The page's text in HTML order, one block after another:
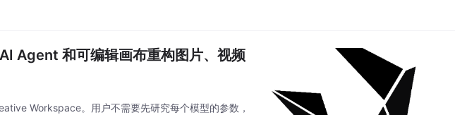
Agent 和可编辑画布重构图片、视频
Workspace。用户不需要先研究每个模型的参数，